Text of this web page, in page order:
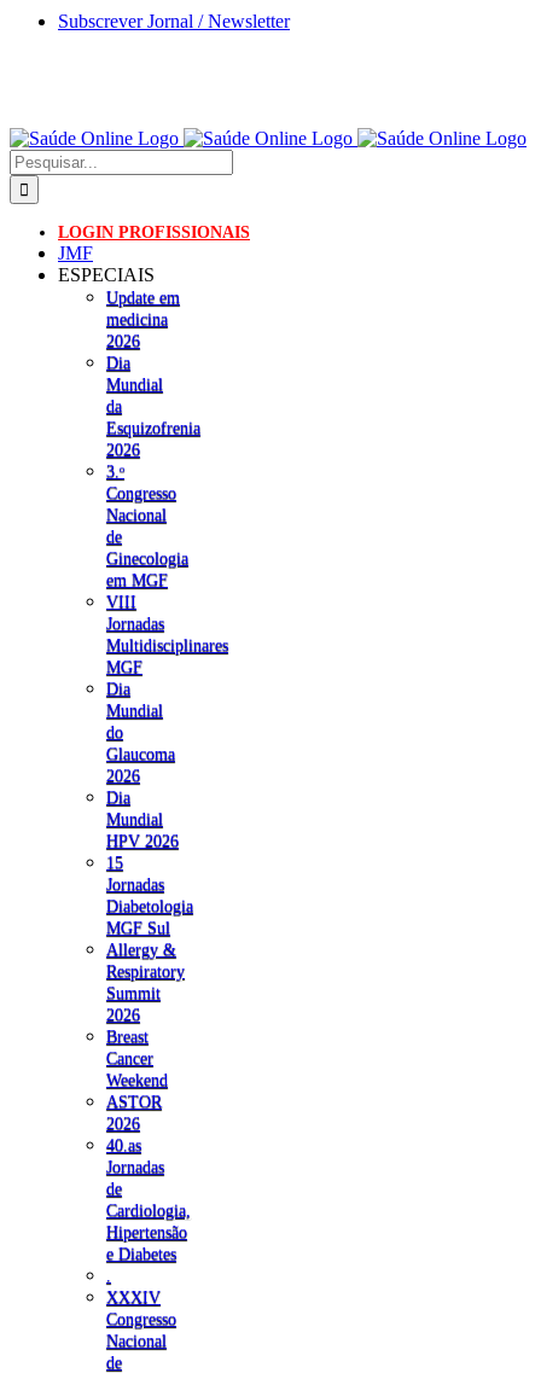
Skip
Subscrever Jornal / Newsletter
Pesquisar
LOGIN PROFISSIONAIS
JMF
ESPECIAIS
Update em
medicina
2026
Dia
Mundial
da
Esquizofrenia
2026
3.ᵒ
Congresso
Nacional
de
Ginecologia
em MGF
VIII
Jornadas
Multidisciplinares
MGF
Dia
Mundial
do
Glaucoma
2026
Dia
Mundial
HPV 2026
15
Jornadas
Diabetologia
MGF Sul
Allergy &
Respiratory
Summit
2026
Breast
Cancer
Weekend
ASTOR
2026
40.as
Jornadas
de
Cardiologia,
Hipertensão
e Diabetes
XXXIV
Congresso
Nacional
de